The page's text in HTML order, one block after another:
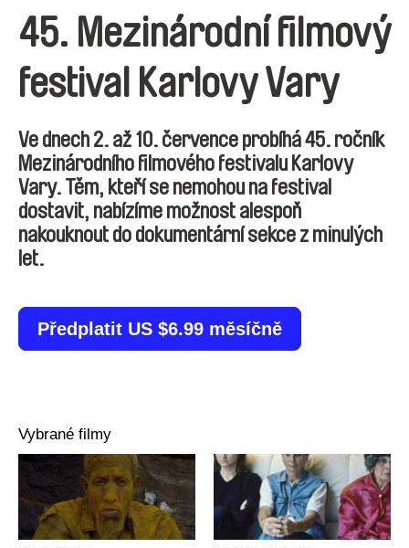
45. Mezinárodní filmový
festival Karlovy Vary
Ve dnech 2. až 10. července probíhá 45. ročník
Mezinárodního filmového festivalu Karlovy
Vary. Těm, kteří se nemohou na festival
dostavit, nabízíme možnost alespoň
nakouknout do dokumentární sekce z minulých
let.
Předplatit US $6.99 měsíčně
Vybrané filmy